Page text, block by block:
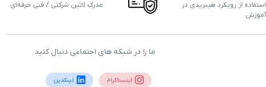
استفاده از رویکرد هیبریدی در
آموزش
مدرک لاتین شرکتی / فنی حرفه‌ای
ما را در شبکه های اجتماعی دنبال کنید
اینستاگرام لینکدین